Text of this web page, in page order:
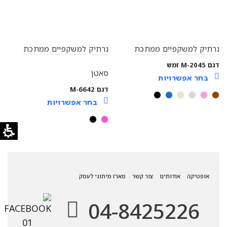
נרתיק למשקפיים ממתכת
דגם M-2045 זמש
בחר אפשרויות
נרתיק למשקפיים ממתכת
סאטן
דגם M-6642
בחר אפשרויות
אופטיקה אודותינו צור קשר מארז מיתוגי לעסק
04-8425226